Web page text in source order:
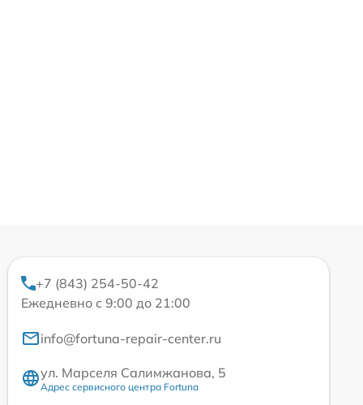
+7 (843) 254-50-42
Ежедневно с 9:00 до 21:00
info@fortuna-repair-center.ru
ул. Марселя Салимжанова, 5
Адрес сервисного центра Fortuna